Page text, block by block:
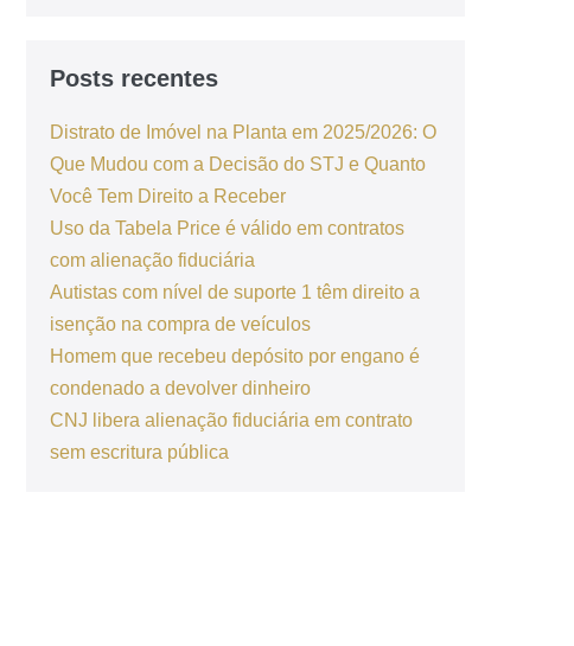
Posts recentes
Distrato de Imóvel na Planta em 2025/2026: O
Que Mudou com a Decisão do STJ e Quanto
Você Tem Direito a Receber
Uso da Tabela Price é válido em contratos
com alienação fiduciária
Autistas com nível de suporte 1 têm direito a
isenção na compra de veículos
Homem que recebeu depósito por engano é
condenado a devolver dinheiro
CNJ libera alienação fiduciária em contrato
sem escritura pública